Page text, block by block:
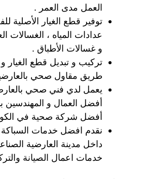
العمل مدى العمر .
توفير قطع الغيار الأصلية
عدادات المياه ، الغسالات
و غسالات الأطباق .
تركيب و تبديل قطع الغيار
طريق مقاول صحي
يعمل لدي فني صحي
أفضل العمال و المهندسين
أفضل شركة صحية في
نقدم افضل خدمات السباكة
داخل مدينة العارضية
خدمات اعمال الصيانة